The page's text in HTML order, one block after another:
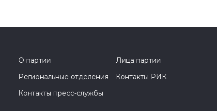
О партии
Лица партии
Региональные отделения
Контакты РИК
Контакты пресс-службы